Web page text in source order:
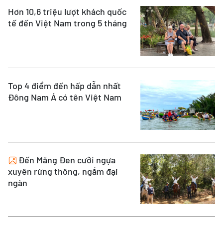
Hơn 10,6 triệu lượt khách quốc
tế đến Việt Nam trong 5 tháng
Top 4 điểm đến hấp dẫn nhất
Đông Nam Á có tên Việt Nam
Đến Măng Đen cưỡi ngựa
xuyên rừng thông, ngắm đại
ngàn